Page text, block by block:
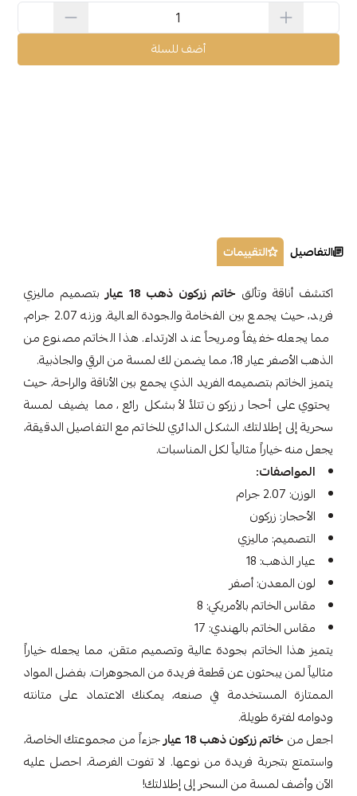
أضف للسلة
التفاصيل التقييمات
اكتشف أناقة وتألق خاتم زركون ذهب 18 عيار
بتصميم ماليزي
فريد، حيث يجمع بين الفخامة والجودة العالية. وزنه 2.07 جرام،
مما يجعله خفيفاً ومريحاً عند الارتداء. هذا الخاتم مصنوع من
الذهب الأصفر عيار 18، مما يضمن لك لمسة من الرقي والجاذبية.
يتميز الخاتم بتصميمه الفريد الذي يجمع بين الأناقة والراحة، حيث
يحتوي على أحجار زركون تتلألأ بشكل رائع، مما يضيف لمسة
سحرية إلى إطلالتك. الشكل الدائري للخاتم مع التفاصيل الدقيقة،
يجعل منه خياراً مثالياً لكل المناسبات.
المواصفات:
الوزن: 2.07 جرام
الأحجار: زركون
التصميم: ماليزي
عيار الذهب: 18
لون المعدن: أصفر
مقاس الخاتم بالأمريكي: 8
مقاس الخاتم بالهندي: 17
يتميز هذا الخاتم بجودة عالية وتصميم متقن، مما يجعله خياراً
مثالياً لمن يبحثون عن قطعة فريدة من المجوهرات. بفضل المواد
الممتازة المستخدمة في صنعه، يمكنك الاعتماد على متانته
ودوامه لفترة طويلة.
اجعل من خاتم زركون ذهب 18 عيار
جزءاً من مجموعتك الخاصة،
واستمتع بتجربة فريدة من نوعها. لا تفوت الفرصة، احصل عليه
الآن وأضف لمسة من السحر إلى إطلالتك!